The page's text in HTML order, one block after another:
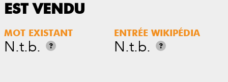
EST VENDU
MOT EXISTANT
N.t.b. ?
ENTRÉE WIKIPÉDIA
N.t.b. ?